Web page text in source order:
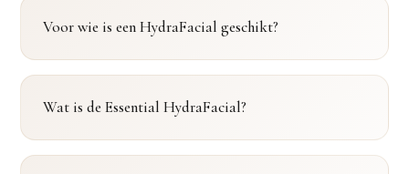
Voor wie is een HydraFacial geschikt?
Wat is de Essential HydraFacial?